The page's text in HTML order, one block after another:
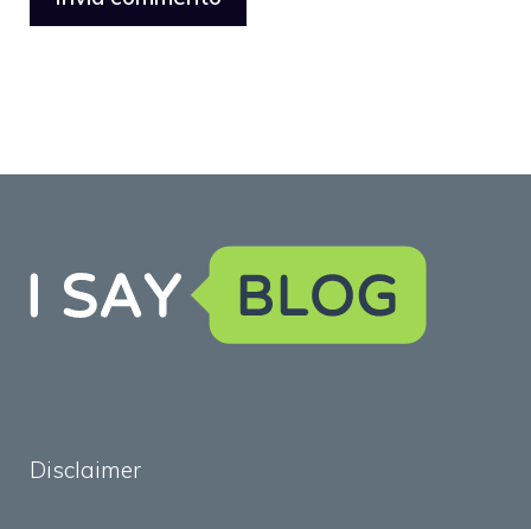
Disclaimer